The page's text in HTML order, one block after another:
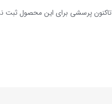
تاکنون پرسشی برای این محصول ثبت